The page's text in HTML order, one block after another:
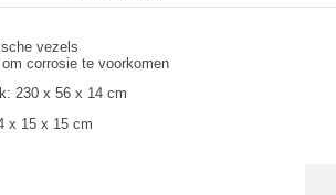
vezels
corrosie te voorkomen
230 x 56 x 14 cm
x 15 x 15 cm